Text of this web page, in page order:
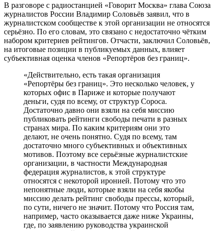
В разговоре с радиостанцией «Говорит Москва» глава Союза
журналистов России Владимир Соловьёв заявил, что в
журналистском сообществе к этой организации не относятся
серьёзно. По его словам, это связано с недостаточно чётким
набором критериев рейтингов. Отчасти, заключил Соловьёв,
на итоговые позиции в публикуемых данных, влияет
субъективная оценка членов «Репортёров без границ».
«Действительно, есть такая организация
«Репортёры без границ». Это несколько человек, у
которых офис в Париже и которые получают
деньги, судя по всему, от структур Сороса.
Достаточно давно они взяли на себя миссию
публиковать рейтинги свободы печати в разных
странах мира. По каким критериям они это
делают, не очень понятно. Судя по всему, там
достаточно много субъективных и объективных
мотивов. Поэтому все серьёзные журналистские
организации, в частности Международная
федерация журналистов, к этой структуре
относятся с некоторой иронией. Потому что это
непонятные люди, которые взяли на себя якобы
миссию делать рейтинг свободы прессы, который,
по сути, ничего не значит. Потому что Россия там,
например, часто оказывается даже ниже Украины,
где, по заявлению руководства украинской